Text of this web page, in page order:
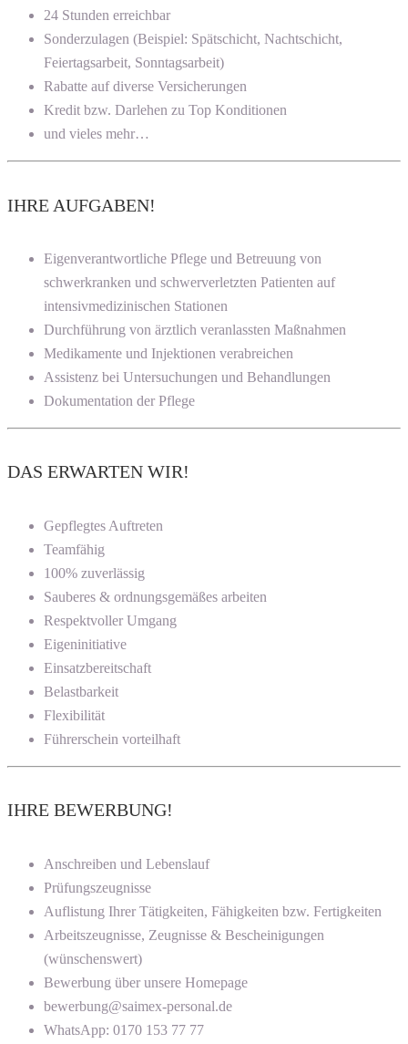
24 Stunden erreichbar
Sonderzulagen (Beispiel: Spätschicht, Nachtschicht,
Feiertagsarbeit, Sonntagsarbeit)
Rabatte auf diverse Versicherungen
Kredit bzw. Darlehen zu Top Konditionen
und vieles mehr…
IHRE AUFGABEN!
Eigenverantwortliche Pflege und Betreuung von
schwerkranken und schwerverletzten Patienten auf
intensivmedizinischen Stationen
Durchführung von ärztlich veranlassten Maßnahmen
Medikamente und Injektionen verabreichen
Assistenz bei Untersuchungen und Behandlungen
Dokumentation der Pflege
DAS ERWARTEN WIR!
Gepflegtes Auftreten
Teamfähig
100% zuverlässig
Sauberes & ordnungsgemäßes arbeiten
Respektvoller Umgang
Eigeninitiative
Einsatzbereitschaft
Belastbarkeit
Flexibilität
Führerschein vorteilhaft
IHRE BEWERBUNG!
Anschreiben und Lebenslauf
Prüfungszeugnisse
Auflistung Ihrer Tätigkeiten, Fähigkeiten bzw. Fertigkeiten
Arbeitszeugnisse, Zeugnisse & Bescheinigungen
(wünschenswert)
Bewerbung über unsere Homepage
bewerbung@saimex-personal.de
WhatsApp: 0170 153 77 77